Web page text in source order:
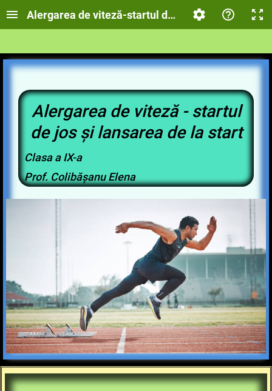
Alergarea de viteză-startul de jos și lansarea de
Alergarea de viteză - startul
de jos și lansarea de la start
Clasa a IX-a
Prof. Colibășanu Elena